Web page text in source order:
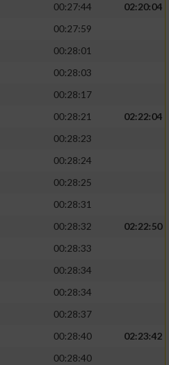
00:27:44
02:20:04
00:27:59
00:28:01
00:28:03
00:28:17
00:28:21
02:22:04
00:28:23
00:28:24
00:28:25
00:28:31
00:28:32
02:22:50
00:28:33
00:28:34
00:28:34
00:28:37
00:28:40
02:23:42
00:28:40